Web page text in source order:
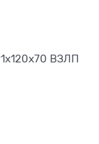
ВЗЛП